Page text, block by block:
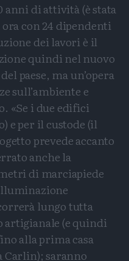
anni di attività (è stata
con 24 dipendenti
dei lavori è il
quindi nel nuovo
paese, ma un’opera
sull’ambiente e
«Se i due edifici
e per il custode (il
prevede accanto
anche la
di marciapiede
lungo tutta
artigianale (e quindi
alla prima casa
Carlin); saranno